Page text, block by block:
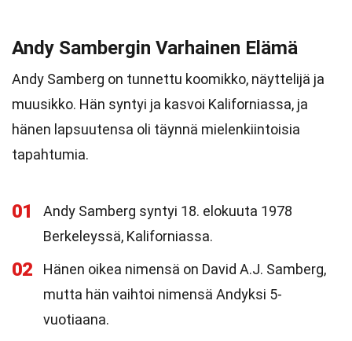
Andy Sambergin Varhainen Elämä
Andy Samberg on tunnettu koomikko, näyttelijä ja
muusikko. Hän syntyi ja kasvoi Kaliforniassa, ja
hänen lapsuutensa oli täynnä mielenkiintoisia
tapahtumia.
01
Andy Samberg syntyi 18. elokuuta 1978
Berkeleyssä, Kaliforniassa.
02
Hänen oikea nimensä on David A.J. Samberg,
mutta hän vaihtoi nimensä Andyksi 5-
vuotiaana.